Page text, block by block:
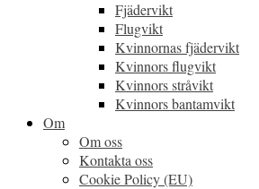
Fjädervikt
Flugvikt
Kvinnornas fjädervikt
Kvinnors flugvikt
Kvinnors stråvikt
Kvinnors bantamvikt
Om
Om oss
Kontakta oss
Cookie Policy (EU)